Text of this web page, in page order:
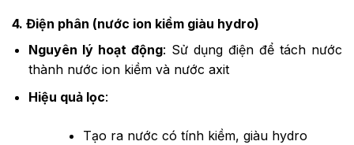
4. Điện phân (nước ion kiềm giàu hydro)
Nguyên lý hoạt động: Sử dụng điện để tách nước
thành nước ion kiềm và nước axit
Hiệu quả lọc:
Tạo ra nước có tính kiềm, giàu hydro